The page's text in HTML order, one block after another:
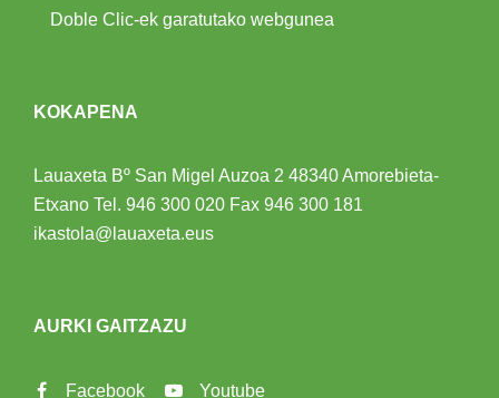
Doble Clic-ek garatutako webgunea
KOKAPENA
Lauaxeta Bº San Migel Auzoa 2 48340 Amorebieta-
Etxano Tel. 946 300 020 Fax 946 300 181
ikastola@lauaxeta.eus
AURKI GAITZAZU
Facebook Youtube